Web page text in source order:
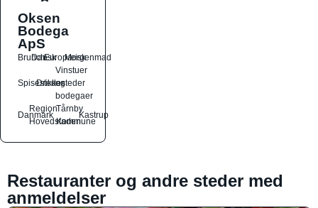
Oksen
Bodega
ApS
Brunch
DanskEuropæiskMorgenmad
Spisesteder
Drikkesteder
Vinstuer
og
bodegaer
Danmark
Region
Hovedstaden
Tårnby
Kommune
Kastrup
Restauranter og andre steder med
anmeldelser